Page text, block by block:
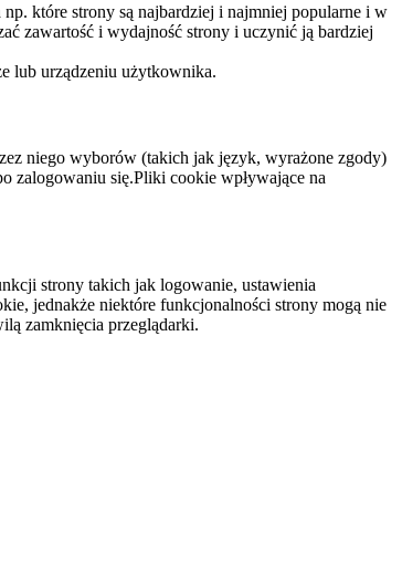
które strony są najbardziej i najmniej popularne i w
zawartość i wydajność strony i uczynić ją bardziej
lub urządzeniu użytkownika.
niego wyborów (takich jak język, wyrażone zgody)
zalogowaniu się.Pliki cookie wpływające na
strony takich jak logowanie, ustawienia
jednakże niektóre funkcjonalności strony mogą nie
zamknięcia przeglądarki.